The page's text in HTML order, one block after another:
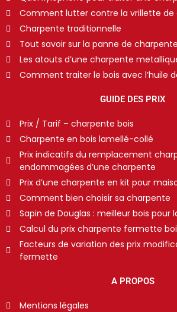
Comment lutter contre la vrillette de
Charpente traditionnelle
Tout savoir sur la panne de charpente
Les atouts d’une charpente
Comment traiter le bois avec l’huile
GUIDE DES PRIX
Prix / Tarif – charpente bois
Charpente en bois lamellé-collé
Prix indicatifs du remplacement
endommagées d’une charpente
Prix d’une charpente en kit pour
Comment bien choisir sa charpente
Sapin de Douglas : meilleur bois pour
Calcul du prix charpente fermette
Facteurs de variation des prix
fermette
A PROPOS
Mentions légales